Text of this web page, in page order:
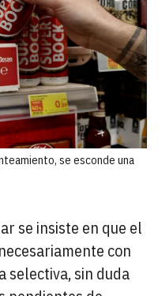
se esconde una
se insiste en que el
con
selectiva, sin duda